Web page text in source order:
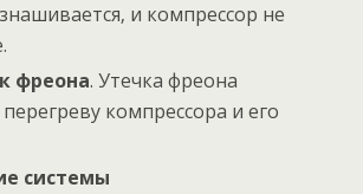
и компрессор не
фреона. Утечка фреона
компрессора и его
системы